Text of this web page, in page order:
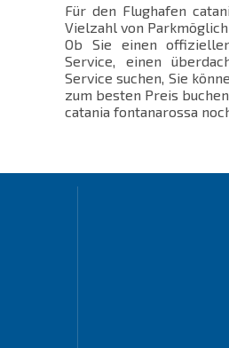
Für den Flughafen
Vielzahl von
Ob Sie einen
Service, einen
Service suchen, Sie
zum besten Preis
catania fontanarossa